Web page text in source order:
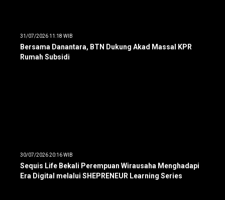
31/07/2026 11:18 WIB
Bersama Danantara, BTN Dukung Akad Massal KPR
Rumah Subsidi
30/07/2026 20:16 WIB
Sequis Life Bekali Perempuan Wirausaha Menghadapi
Era Digital melalui SHEPRENEUR Learning Series